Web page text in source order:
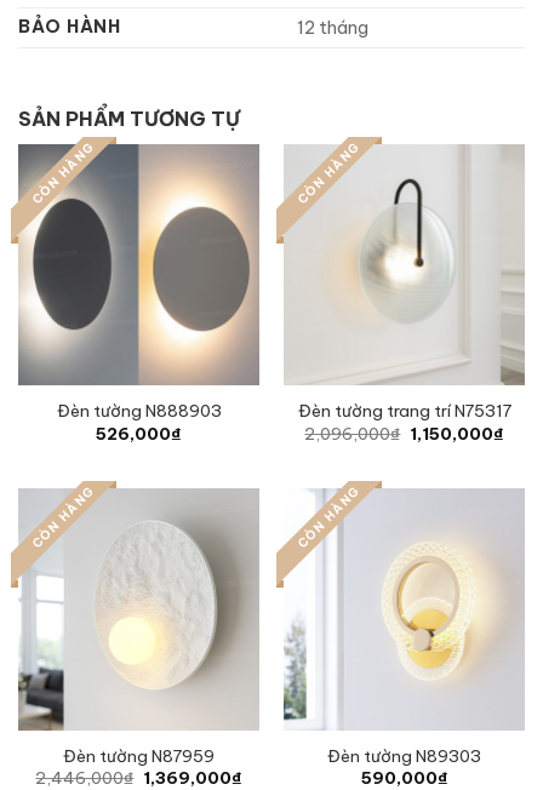
BẢO HÀNH
12 tháng
SẢN PHẨM TƯƠNG TỰ
CÒN HÀNG
Đèn tường N888903
526,000₫
CÒN HÀNG
Đèn tường trang trí N75317
2,096,000₫ Original
price
1,150,000₫
CÒN HÀNG
Đèn tường N87959
2,446,000₫ Original
1,369,000₫Current
CÒN HÀNG
Đèn tường N89303
590,000₫